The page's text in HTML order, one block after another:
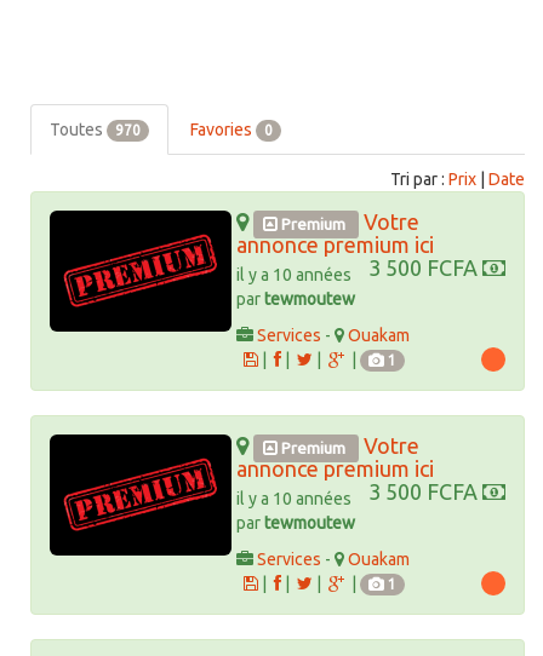
Toutes 970 Favories 0
Tri par : Prix Date
Premium
Votre
annonce premium ici
3 500 FCFA
il y a 10 années
partewmoutew
Services -
Ouakam
|
1
Premium
Votre
annonce premium ici
3 500 FCFA
il y a 10 années
partewmoutew
Services -
Ouakam
|
1